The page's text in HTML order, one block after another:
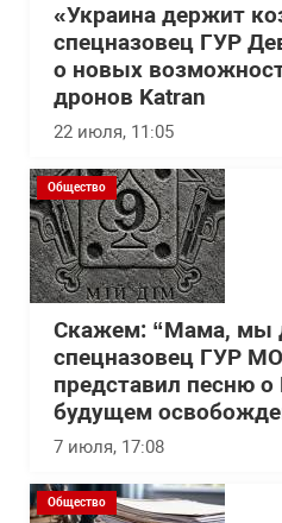
«Украина держит
спецназовец ГУР
о новых
дронов Katran
22 июля, 11:05
Общество
Скажем: “Мама, мы
спецназовец ГУР
представил песню
будущем
7 июля, 17:08
Общество